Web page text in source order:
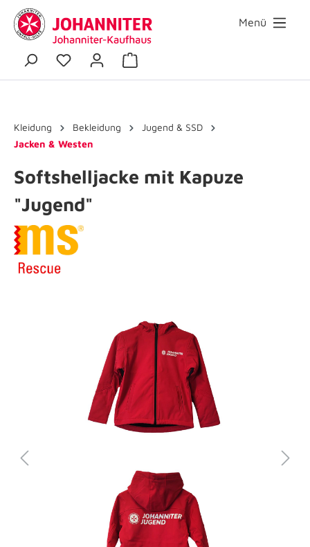
Menü
Kleidung Bekleidung
Jugend & SSD
Jacken & Westen
Softshelljacke mit Kapuze
"Jugend"